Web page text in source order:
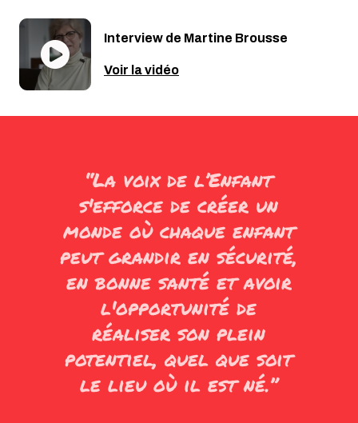
Interview de Martine Brousse
Voir la vidéo
“La voix de l’Enfant
s'efforce de créer un
monde où chaque enfant
peut grandir en sécurité,
en bonne santé et avoir
l'opportunité de
réaliser son plein
potentiel, quel que soit
le lieu où il est né.”